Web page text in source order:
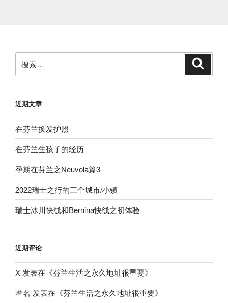
索：
近期文章
在芬兰换发护照
在芬兰生孩子的经历
孕期在芬兰之Neuvola篇3
2022瑞士之行的三个城市/小镇
瑞士冰川快线和Bernina快线之初体验
近期评论
X 发表在《芬兰生活之永久地址很重要》
匿名 发表在《芬兰生活之永久地址很重要》